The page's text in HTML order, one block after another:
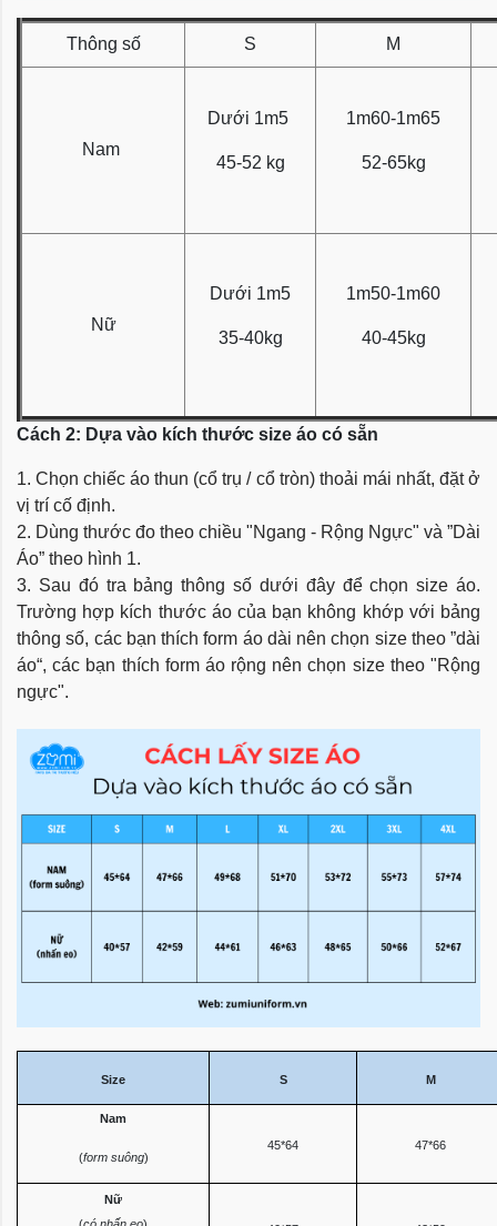
Thông số S M
Nam
Dưới 1m5
45-52 kg
1m60-1m65
52-65kg
Nữ
Dưới 1m5
35-40kg
1m50-1m60
40-45kg
Cách 2: Dựa vào kích thước size áo có sẵn
1. Chọn chiếc áo thun (cổ trụ / cổ tròn) thoải mái nhất, đặt ở
vị trí cố định.
2. Dùng thước đo theo chiều "Ngang - Rộng Ngực" và ”Dài
Áo” theo hình 1.
3. Sau đó tra bảng thông số dưới đây để chọn size áo.
Trường hợp kích thước áo của bạn không khớp với bảng
thông số, các bạn thích form áo dài nên chọn size theo ”dài
áo“, các bạn thích form áo rộng nên chọn size theo "Rộng
ngực".
Size S M
Nam
45*64
47*66
(form suông)
Nữ